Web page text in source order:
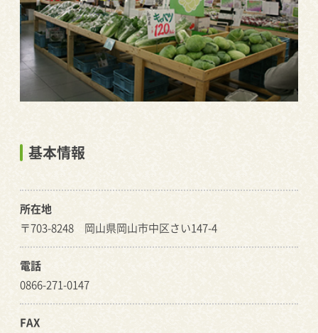
基本情報
所在地
〒703-8248 岡山県岡山市中区さい147-4
電話
0866-271-0147
FAX